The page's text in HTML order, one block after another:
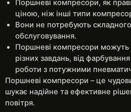
Поршневі компресори, як
ціною, ніж інші типи
Вони не потребують
обслуговування.
Поршневі компресори можуть
різних завдань, від
роботи з потужними
Поршневі компресори – це
шукає надійне та ефективне
повітря.